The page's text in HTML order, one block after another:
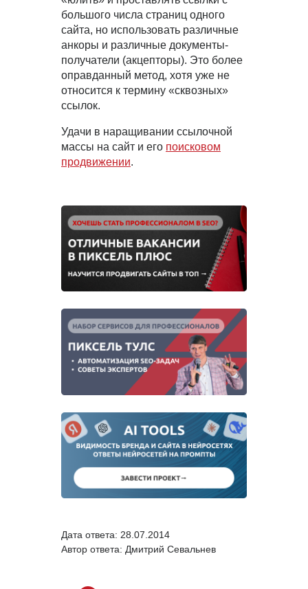
большого числа страниц одного
сайта, но использовать различные
анкоры и различные документы-
получатели (акцепторы). Это более
оправданный метод, хотя уже не
относится к термину «сквозных»
ссылок.
Удачи в наращивании ссылочной
массы на сайт и его поисковом
продвижении.
Дата ответа: 28.07.2014
Автор ответа: Дмитрий Севальнев